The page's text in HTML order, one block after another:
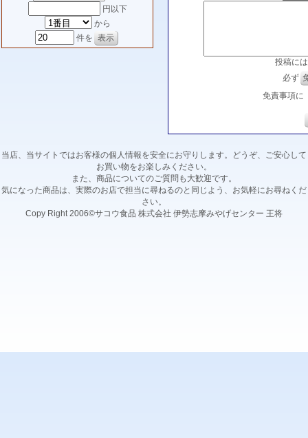
円以下
から
件を
投稿に
必ず
免責事項に
当店、当サイトではお客様の個人情報を安全にお守りします。どうぞ、ご安心して
お買い物をお楽しみください。
また、商品についてのご質問も大歓迎です。
気になった商品は、実際のお店で担当に尋ねるのと同じよう、お気軽にお尋ねくだ
さい。
Copy Right 2006©サコウ食品 株式会社 伊勢志摩みやげセンター 王将